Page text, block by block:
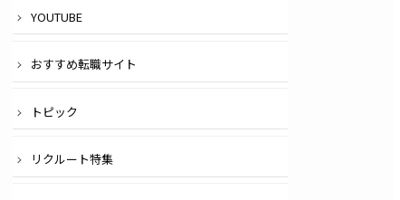
YOUTUBE
おすすめ転職サイト
トピック
リクルート特集